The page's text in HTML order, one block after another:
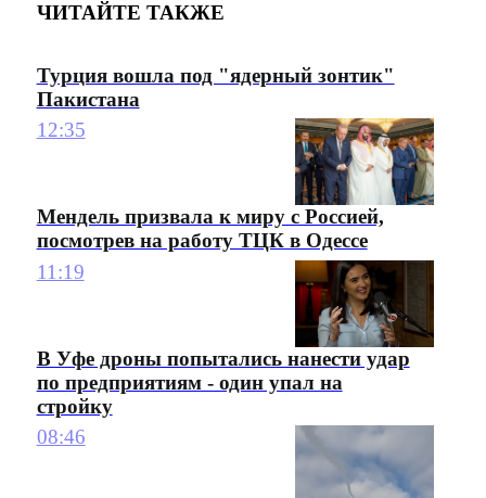
ЧИТАЙТЕ ТАКЖЕ
Турция вошла под "ядерный зонтик"
Пакистана
12:35
Мендель призвала к миру с Россией,
посмотрев на работу ТЦК в Одессе
11:19
В Уфе дроны попытались нанести удар
по предприятиям - один упал на
стройку
08:46